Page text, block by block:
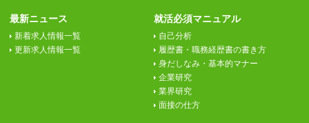
最新ニュース
新着求人情報一覧
更新求人情報一覧
就活必須マニュアル
自己分析
履歴書・職務経歴書の書き方
身だしなみ・基本的マナー
企業研究
業界研究
面接の仕方